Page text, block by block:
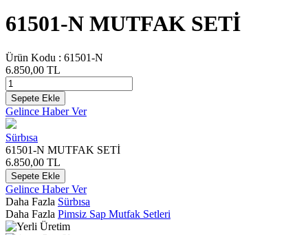
61501-N MUTFAK SETİ
Ürün Kodu : 61501-N
6.850,00 TL
Sepete Ekle
Gelince Haber Ver
Sürbısa
61501-N MUTFAK SETİ
6.850,00 TL
Sepete Ekle
Gelince Haber Ver
Daha Fazla Sürbısa
Daha Fazla Pimsiz Sap Mutfak Setleri